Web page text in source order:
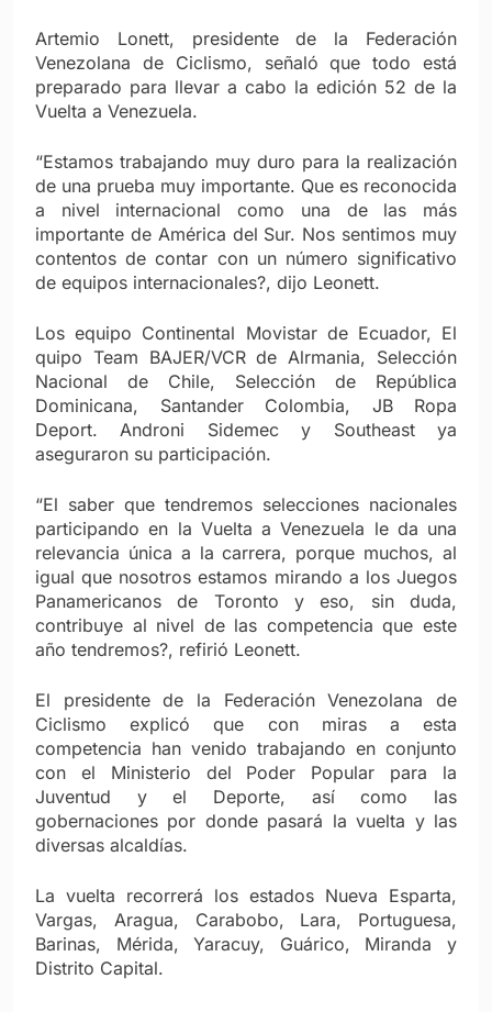
Artemio Lonett, presidente de la Federación
Venezolana de Ciclismo, señaló que todo está
preparado para llevar a cabo la edición 52 de la
Vuelta a Venezuela.
“Estamos trabajando muy duro para la realización
de una prueba muy importante. Que es reconocida
a nivel internacional como una de las más
importante de América del Sur. Nos sentimos muy
contentos de contar con un número significativo
de equipos internacionales?, dijo Leonett.
Los equipo Continental Movistar de Ecuador, El
quipo Team BAJER/VCR de Alrmania, Selección
Nacional de Chile, Selección de República
Dominicana, Santander Colombia, JB Ropa
Deport. Androni Sidemec y Southeast ya
aseguraron su participación.
“El saber que tendremos selecciones nacionales
participando en la Vuelta a Venezuela le da una
relevancia única a la carrera, porque muchos, al
igual que nosotros estamos mirando a los Juegos
Panamericanos de Toronto y eso, sin duda,
contribuye al nivel de las competencia que este
año tendremos?, refirió Leonett.
El presidente de la Federación Venezolana de
Ciclismo explicó que con miras a esta
competencia han venido trabajando en conjunto
con el Ministerio del Poder Popular para la
Juventud y el Deporte, así como las
gobernaciones por donde pasará la vuelta y las
diversas alcaldías.
La vuelta recorrerá los estados Nueva Esparta,
Vargas, Aragua, Carabobo, Lara, Portuguesa,
Barinas, Mérida, Yaracuy, Guárico, Miranda y
Distrito Capital.